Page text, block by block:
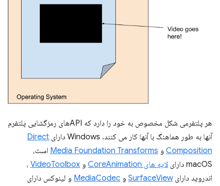
هر پلتفرمی شکل مخصوص به خود را دارد که APIهای رمزگشایی پلتفرم
آنها به طور هماهنگ با آنها کار می کنند. Windows دارای
Direct
Composition و Media Foundation Transforms است،
macOS دارای
لایه های CoreAnimation و VideoToolbox ،
اندروید دارایSurfaceView و MediaCodec و لینوکس دارای